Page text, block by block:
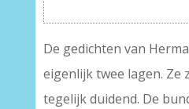
De gedichten van
eigenlijk twee lagen. Ze
tegelijk duidend. De